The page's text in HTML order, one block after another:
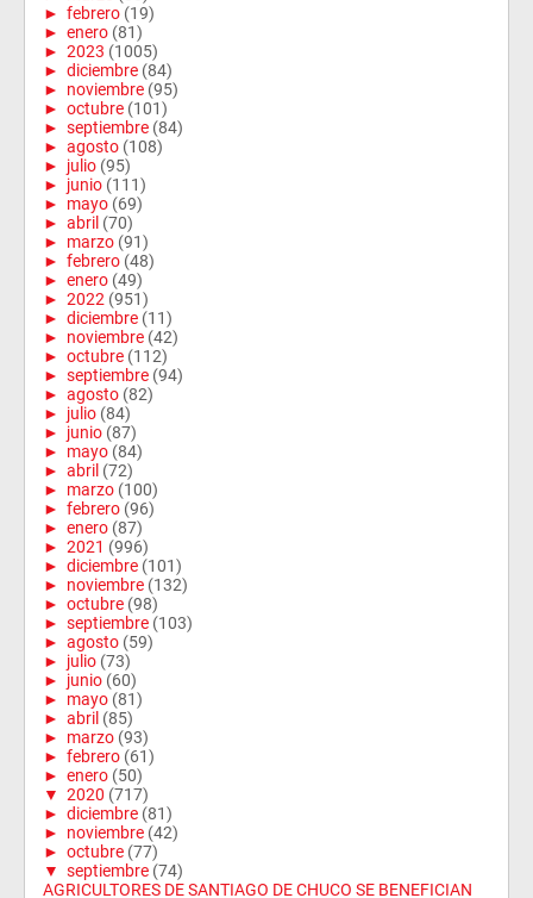
► febrero (19)
► enero (81)
► 2023 (1005)
► diciembre (84)
► noviembre (95)
► octubre (101)
► septiembre (84)
► agosto (108)
► julio (95)
► junio (111)
► mayo (69)
► abril (70)
► marzo (91)
► febrero (48)
► enero (49)
► 2022 (951)
► diciembre (11)
► noviembre (42)
► octubre (112)
► septiembre (94)
► agosto (82)
► julio (84)
► junio (87)
► mayo (84)
► abril (72)
► marzo (100)
► febrero (96)
► enero (87)
► 2021 (996)
► diciembre (101)
► noviembre (132)
► octubre (98)
► septiembre (103)
► agosto (59)
► julio (73)
► junio (60)
► mayo (81)
► abril (85)
► marzo (93)
► febrero (61)
► enero (50)
▼ 2020 (717)
► diciembre (81)
► noviembre (42)
► octubre (77)
▼ septiembre (74)
AGRICULTORES DE SANTIAGO DE CHUCO SE BENEFICIAN